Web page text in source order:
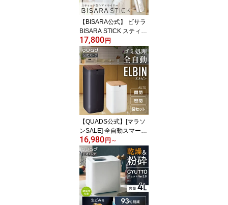
ーカー保証付き】
【BISARA公式】 ビサラ
BISARA STICK スティッ
クドライヤー 超速乾 超
大風量 ブラシレスDCモ
ーター 特許取得 ファイ
ンアクアイオン マイナス
イオン 静音 ヘアドライ
ヤー びさら クワッズ QU
ADS【メーカー保証付
き】
17,800 円
【QUADS公式】[マラソ
ンSALE] 全自動スマート
ゴミ箱 ELBIN 自動開閉
梱包 袋セット 木目 UV機
能付き 充電式 USB 音声
ガイダンス クワッズ公式
【メーカー保証付き】
16,980 円 ～